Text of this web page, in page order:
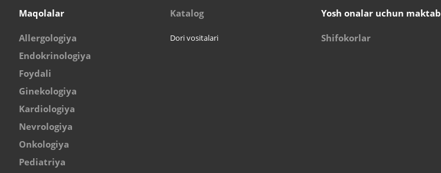
Maqolalar
Allergologiya
Endokrinologiya
Foydali
Ginekologiya
Kardiologiya
Nevrologiya
Onkologiya
Pediatriya
Katalog
Dori vositalari
Yosh onalar uchun maktab
Shifokorlar